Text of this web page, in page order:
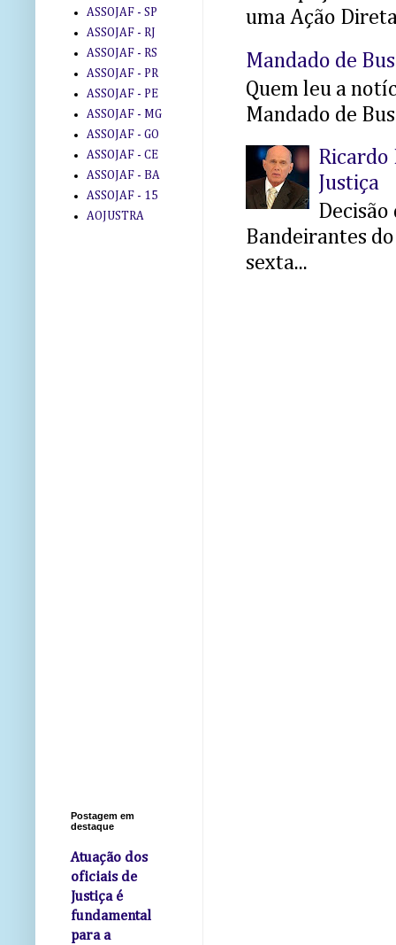
uma Ação
Mandado de
Quem leu a
Mandado de
Ricardo
Justiça
Decisão
Bandeirantes
sexta...
ASSOJAF - SP
ASSOJAF - RJ
ASSOJAF - RS
ASSOJAF - PR
ASSOJAF - PE
ASSOJAF - MG
ASSOJAF - GO
ASSOJAF - CE
ASSOJAF - BA
ASSOJAF - 15
AOJUSTRA
Postagem em
destaque
Atuação dos
oficiais de
Justiça é
fundamental
para a